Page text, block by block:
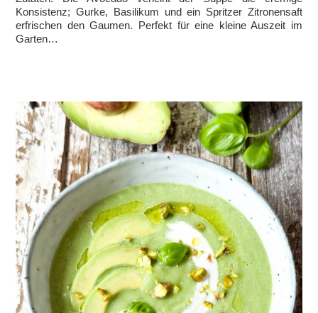
Konsistenz; Gurke, Basilikum und ein Spritzer Zitronensaft
erfrischen den Gaumen. Perfekt für eine kleine Auszeit im
Garten…